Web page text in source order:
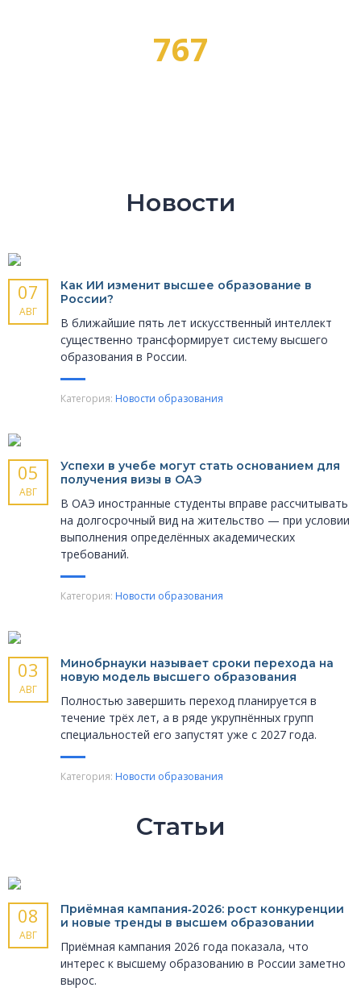
767
Новости
07
АВГ
Как ИИ изменит высшее образование в
России?
В ближайшие пять лет искусственный интеллект
существенно трансформирует систему высшего
образования в России.
Категория: Новости образования
05
АВГ
Успехи в учебе могут стать основанием для
получения визы в ОАЭ
В ОАЭ иностранные студенты вправе рассчитывать
на долгосрочный вид на жительство — при условии
выполнения определённых академических
требований.
Категория: Новости образования
03
АВГ
Минобрнауки называет сроки перехода на
новую модель высшего образования
Полностью завершить переход планируется в
течение трёх лет, а в ряде укрупнённых групп
специальностей его запустят уже с 2027 года.
Категория: Новости образования
Статьи
08
АВГ
Приёмная кампания‑2026: рост конкуренции
и новые тренды в высшем образовании
Приёмная кампания 2026 года показала, что
интерес к высшему образованию в России заметно
вырос.